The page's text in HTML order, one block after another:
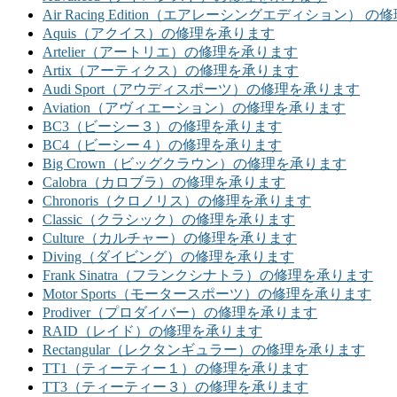
Air Racing Edition（エアレーシングエディション） の
Aquis（アクイス）の修理を承ります
Artelier（アートリエ）の修理を承ります
Artix（アーティクス）の修理を承ります
Audi Sport（アウディスポーツ）の修理を承ります
Aviation（アヴィエーション）の修理を承ります
BC3（ビーシー３）の修理を承ります
BC4（ビーシー４）の修理を承ります
Big Crown（ビッグクラウン）の修理を承ります
Calobra（カロブラ）の修理を承ります
Chronoris（クロノリス）の修理を承ります
Classic（クラシック）の修理を承ります
Culture（カルチャー）の修理を承ります
Diving（ダイビング）の修理を承ります
Frank Sinatra（フランクシナトラ）の修理を承ります
Motor Sports（モータースポーツ）の修理を承ります
Prodiver（プロダイバー）の修理を承ります
RAID（レイド）の修理を承ります
Rectangular（レクタンギュラー）の修理を承ります
TT1（ティーティー１）の修理を承ります
TT3（ティーティー３）の修理を承ります